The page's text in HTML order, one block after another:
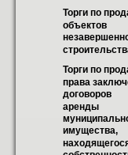
Торги по
объектов
Торги по
права
договоров
аренды
имущества,